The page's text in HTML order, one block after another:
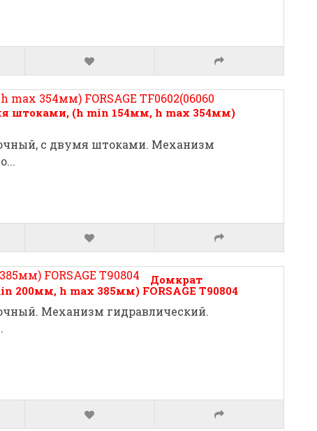
штоками, (h min 154мм, h max 354мм)
с двумя штоками. Механизм
Домкрат
200мм, h max 385мм) FORSAGE T90804
Механизм гидравлический.